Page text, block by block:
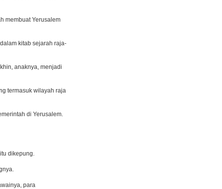
membuat Yerusalem
kitab sejarah raja-
anaknya, menjadi
termasuk wilayah raja
di Yerusalem.
dikepung.
para